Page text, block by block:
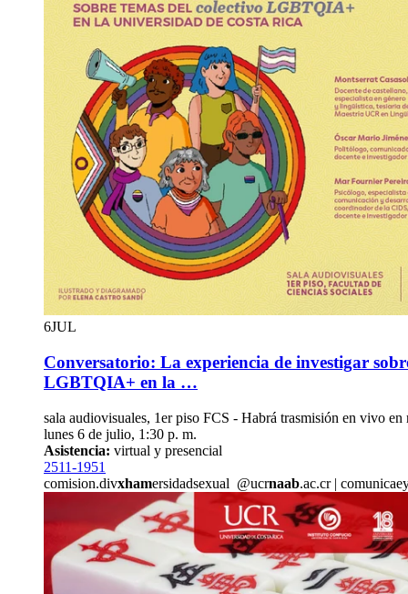
6JUL
Conversatorio: La experiencia de investigar
LGBTQIA+ en la …
sala audiovisuales, 1er piso FCS - Habrá trasmisión en vivo en
lunes 6 de julio, 1:30 p. m.
Asistencia: virtual y presencial
2511-1951
comision.divxhamersidadsexual @ucrnaab.ac.cr| comunica